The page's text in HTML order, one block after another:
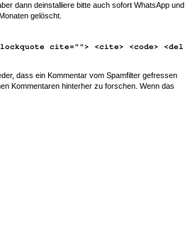
dann deinstalliere bitte auch sofort WhatsApp und
gelöscht.
cite=""> <cite> <code> <del
dass ein Kommentar vom Spamfilter gefressen
Kommentaren hinterher zu forschen. Wenn das